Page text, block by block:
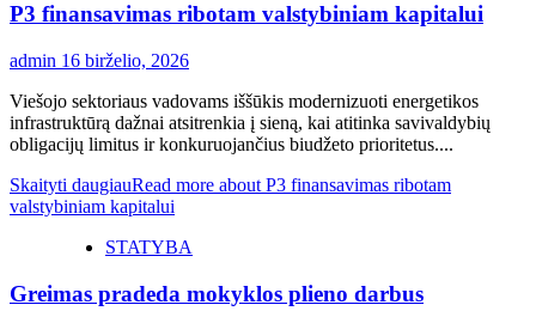
P3 finansavimas ribotam valstybiniam kapitalui
admin 16 birželio, 2026
Viešojo sektoriaus vadovams iššūkis modernizuoti energetikos
infrastruktūrą dažnai atsitrenkia į sieną, kai atitinka savivaldybių
obligacijų limitus ir konkuruojančius biudžeto prioritetus....
Skaityti daugiauRead more about P3 finansavimas ribotam
valstybiniam kapitalui
STATYBA
Greimas pradeda mokyklos plieno darbus